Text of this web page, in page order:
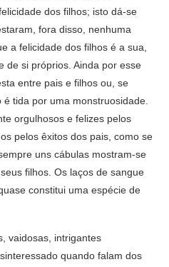
dos filhos; isto dá-se
fora disso, nenhuma
a felicidade dos filhos é a sua,
de si próprios. Ainda por esse
entre pais e filhos ou, se
tida por uma monstruosidade.
orgulhosos e felizes pelos
pelos êxitos dos pais, como se
uns cábulas mostram-se
filhos. Os laços de sangue
constitui uma espécie de
vaidosas, intrigantes
quando falam dos